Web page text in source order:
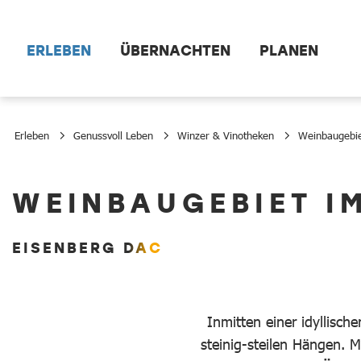
ERLEBEN ÜBERNACHTEN PLANEN
Erleben Genussvoll Leben Winzer & Vinotheken
Weinbaugebiet Südburgenland
WEINBAUGEBIET
EISENBERG DAC
Inmitten einer
steinig-steilen Hängen.